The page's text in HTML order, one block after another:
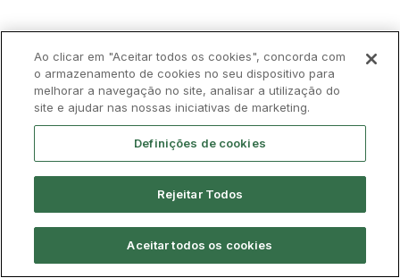
Ao clicar em "Aceitar todos os cookies", concorda com
o armazenamento de cookies no seu dispositivo para
melhorar a navegação no site, analisar a utilização do
site e ajudar nas nossas iniciativas de marketing.
Definições de cookies
Rejeitar Todos
Aceitar todos os cookies